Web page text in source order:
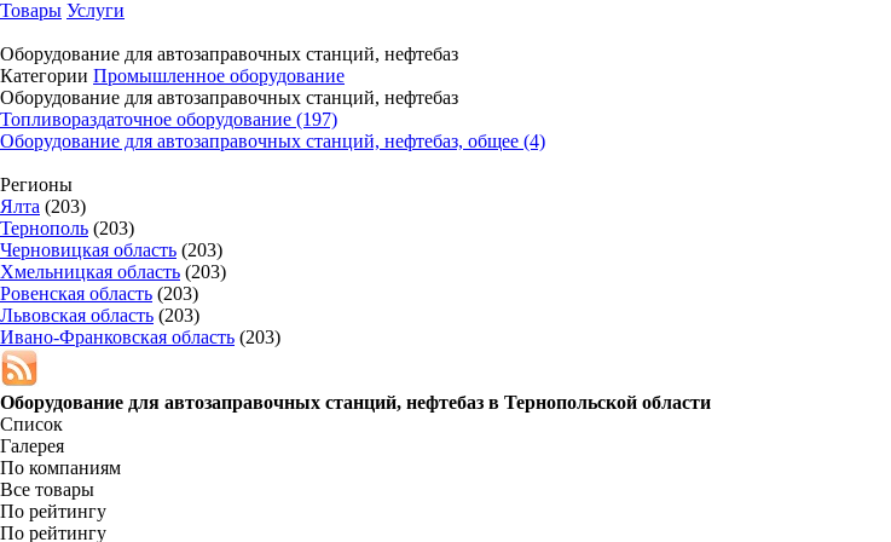
Товары Услуги
Оборудование для автозаправочных станций, нефтебаз
Категории Промышленное оборудование
Оборудование для автозаправочных станций, нефтебаз
Топливораздаточное оборудование (197)
Оборудование для автозаправочных станций, нефтебаз, общее (4)
Регионы
Ялта (203)
Тернополь (203)
Черновицкая область (203)
Хмельницкая область (203)
Ровенская область (203)
Львовская область (203)
Ивано-Франковская область (203)
Оборудование для автозаправочных станций, нефтебаз в Тернопольской области
Список
Галерея
По компаниям
Все товары
По рейтингу
По рейтингу